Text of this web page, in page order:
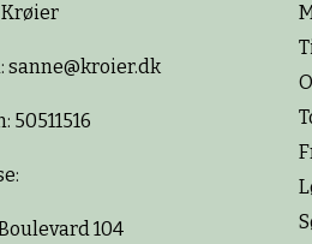
Krøier
sanne@kroier.dk
50511516
104